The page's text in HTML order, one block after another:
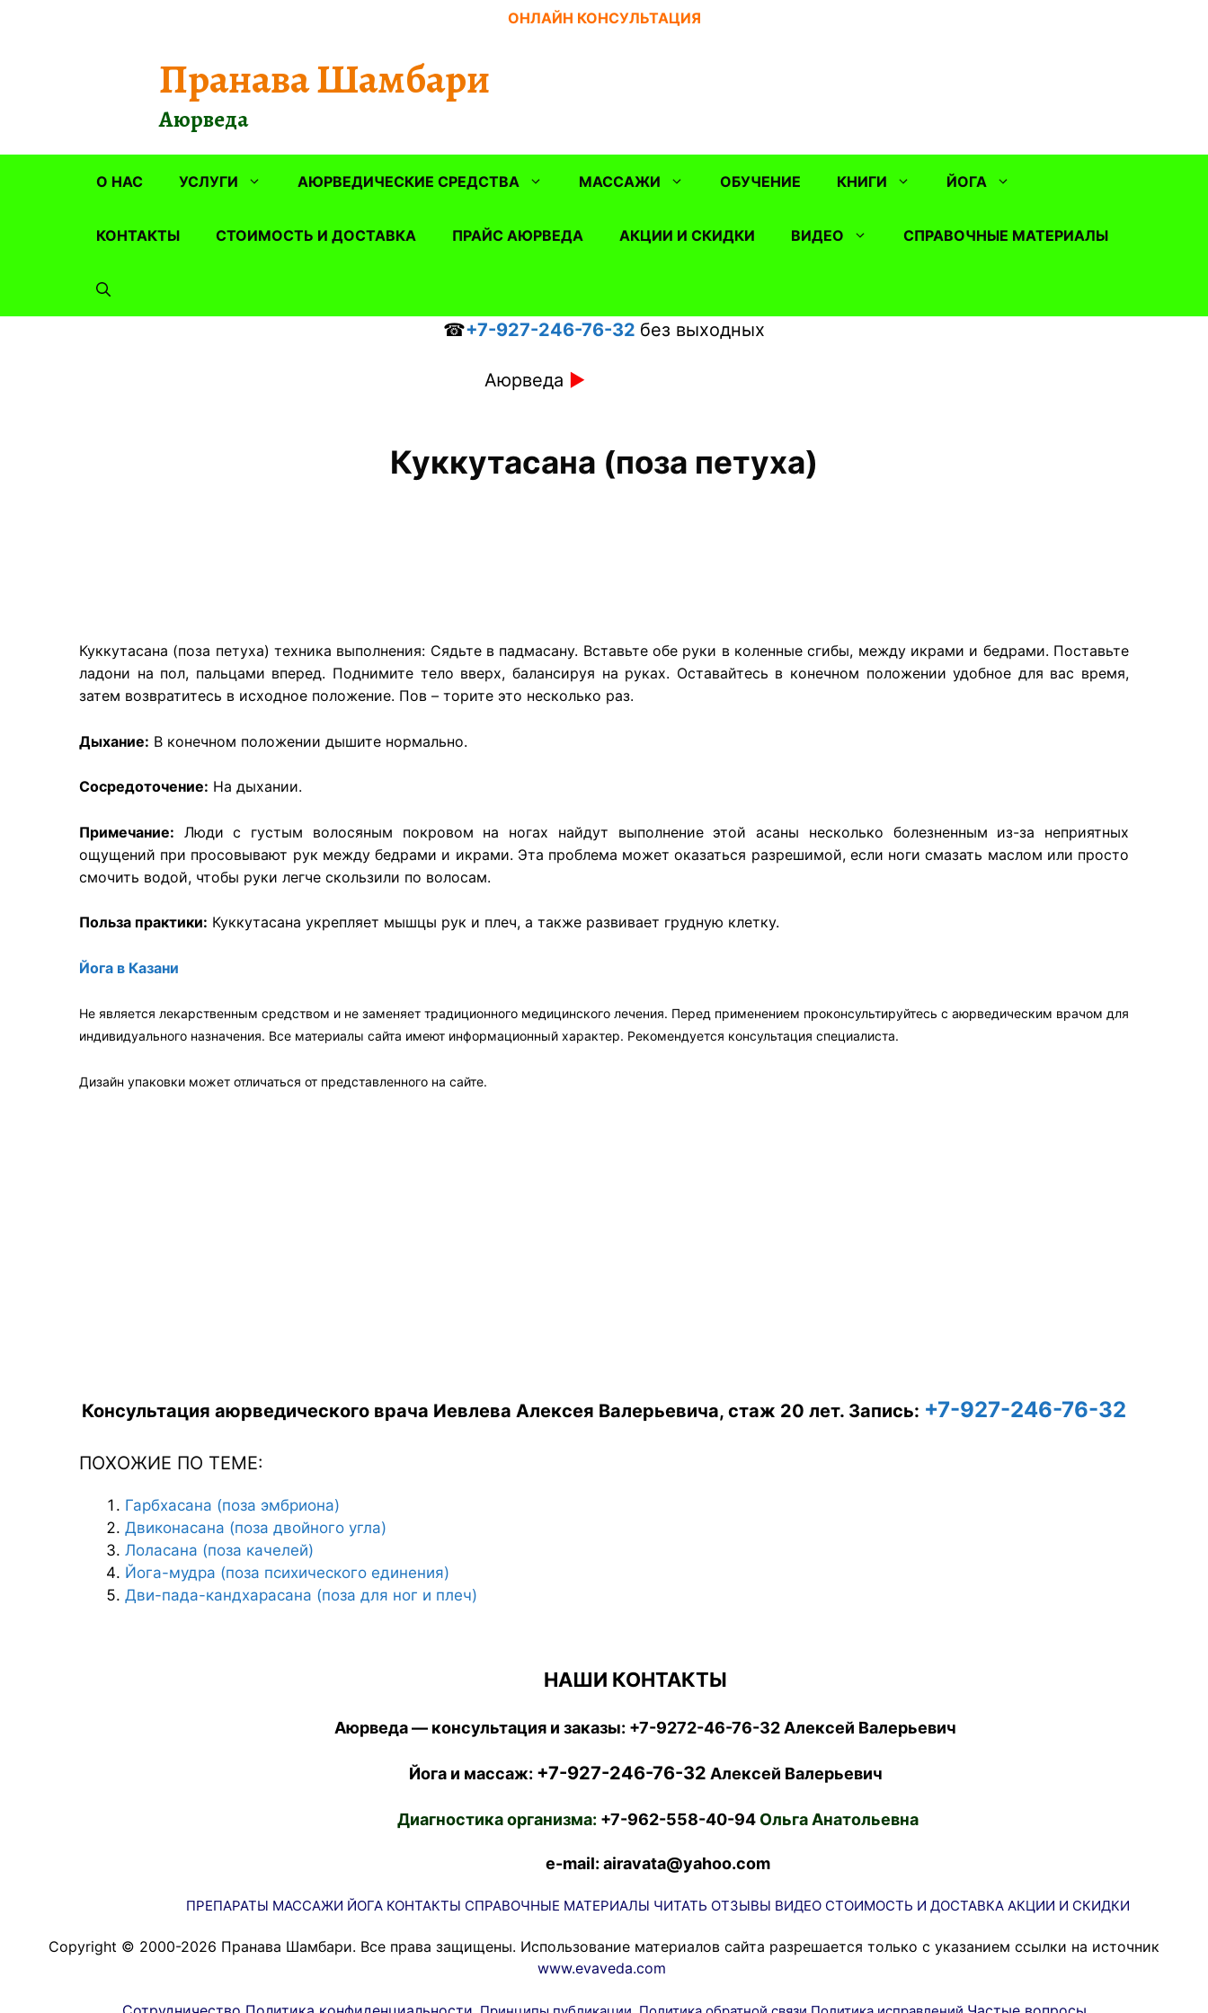
ОНЛАЙН КОНСУЛЬТАЦИЯ
Пранава Шамбари
Аюрведа
О НАС УСЛУГИ АЮРВЕДИЧЕСКИЕ СРЕДСТВА МАССАЖИ ОБУЧЕНИЕ КНИГИ ЙОГА
КОНТАКТЫ СТОИМОСТЬ И ДОСТАВКА ПРАЙС АЮРВЕДА АКЦИИ И СКИДКИ ВИДЕО СПРАВОЧНЫЕ МАТЕРИАЛЫ
☎+7-927-246-76-32 без выходных
Аюрведа ►
Куккутасана (поза петуха)
Куккутасана (поза петуха) техника выполнения: Сядьте в падмасану. Вставьте обе руки в коленные сгибы, между икрами и бедрами. Поставьте
ладони на пол, пальцами вперед. Поднимите тело вверх, балансируя на руках. Оставайтесь в конечном положении удобное для вас время,
затем возвратитесь в исходное положение. Пов – торите это несколько раз.
Дыхание: В конечном положении дышите нормально.
Сосредоточение: На дыхании.
Примечание: Люди с густым волосяным покровом на ногах найдут выполнение этой асаны несколько болезненным из-за неприятных
ощущений при просовывают рук между бедрами и икрами. Эта проблема может оказаться разрешимой, если ноги смазать маслом или просто
смочить водой, чтобы руки легче скользили по волосам.
Польза практики: Куккутасана укрепляет мышцы рук и плеч, а также развивает грудную клетку.
Йога в Казани
Не является лекарственным средством и не заменяет традиционного медицинского лечения. Перед применением проконсультируйтесь с аюрведическим врачом для
индивидуального назначения. Все материалы сайта имеют информационный характер. Рекомендуется консультация специалиста.
Дизайн упаковки может отличаться от представленного на сайте.
Консультация аюрведического врача Иевлева Алексея Валерьевича, стаж 20 лет. Запись: +7-927-246-76-32
ПОХОЖИЕ ПО ТЕМЕ:
Гарбхасана (поза эмбриона)
Двиконасана (поза двойного угла)
Лоласана (поза качелей)
Йога-мудра (поза психического единения)
Дви-пада-кандхарасана (поза для ног и плеч)
НАШИ КОНТАКТЫ
Аюрведа — консультация и заказы: +7-9272-46-76-32 Алексей Валерьевич
Йога и массаж: +7-927-246-76-32 Алексей Валерьевич
Диагностика организма: +7-962-558-40-94Ольга Анатольевна
e-mail: airavata@yahoo.com
ПРЕПАРАТЫ МАССАЖИ ЙОГА КОНТАКТЫ СПРАВОЧНЫЕ МАТЕРИАЛЫ ЧИТАТЬ ОТЗЫВЫ ВИДЕО СТОИМОСТЬ И ДОСТАВКА АКЦИИ И СКИДКИ
Copyright © 2000-2026 Пранава Шамбари. Все права защищены. Использование материалов сайта разрешается только с указанием ссылки на источник
www.evaveda.com